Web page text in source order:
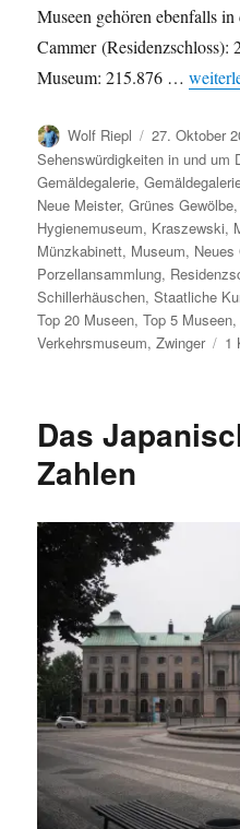
Museen gehören ebenfalls
Cammer
Museum: 215.876 …
Autor
Wolf Riepl
Veröffentlicht
am
27. Oktober
Sehenswürdigkeiten in und um
Gemäldegalerie,
Neue Meister,Grünes Gewölbe,
Hygienemuseum, Kraszewski,
Münzkabinett, Museum, Neues
Porzellansammlung,
Schillerhäuschen,Staatliche
Top 20 Museen,Top 5 Museen
Verkehrsmuseum,Zwinger 1
Das
Zahlen